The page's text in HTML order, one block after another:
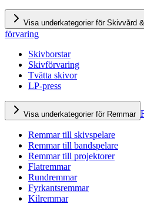
Visa underkategorier för Skivvård
förvaring
Skivborstar
Skivförvaring
Tvätta skivor
LP-press
Visa underkategorier för Remmar
Remmar till skivspelare
Remmar till bandspelare
Remmar till projektorer
Flatremmar
Rundremmar
Fyrkantsremmar
Kilremmar